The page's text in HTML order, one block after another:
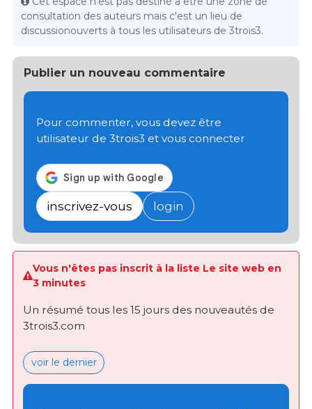
consultation des auteurs mais c'est un lieu de
discussionouverts à tous les utilisateurs de 3trois3.
Publier un nouveau commentaire
Pour commenter, vous devez être
utilisateur de 3trois3 et vous connecter
inscrivez-vous login
Vous n'êtes pas inscrit à la liste Le site web en
3 minutes
Un résumé tous les 15 jours des nouveautés de
3trois3.com
voir le dernier